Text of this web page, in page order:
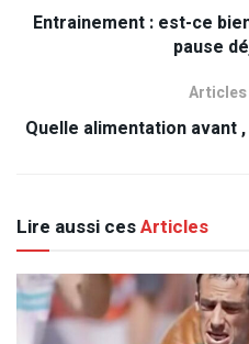
Entrainement : est-ce
pause
Quelle alimentation avant
Lire aussi cesArticles